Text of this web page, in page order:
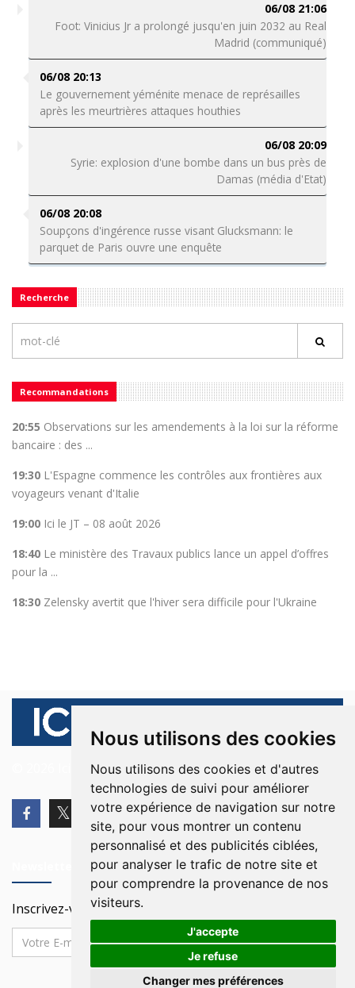
Nous utilisons des cookies
Nous utilisons des cookies et d'autres
technologies de suivi pour améliorer
votre expérience de navigation sur notre
site, pour vous montrer un contenu
personnalisé et des publicités ciblées,
pour analyser le trafic de notre site et
pour comprendre la provenance de nos
visiteurs.
J'accepte
Je refuse
Changer mes préférences
06/08 21:06
Foot: Vinicius Jr a prolongé jusqu'en juin 2032 au Real
Madrid (communiqué)
06/08 20:13
Le gouvernement yéménite menace de représailles
après les meurtrières attaques houthies
06/08 20:09
Syrie: explosion d'une bombe dans un bus près de
Damas (média d'Etat)
06/08 20:08
Soupçons d'ingérence russe visant Glucksmann: le
parquet de Paris ouvre une enquête
Recherche
Recommandations
20:55 Observations sur les amendements à la loi sur la réforme
bancaire : des ...
19:30 L'Espagne commence les contrôles aux frontières aux
voyageurs venant d'Italie
19:00 Ici le JT – 08 août 2026
18:40 Le ministère des Travaux publics lance un appel d’offres
pour la ...
18:30 Zelensky avertit que l'hiver sera difficile pour l'Ukraine
© 2026 Ici Beyrouth. Tous les droits sont réservés.
Inscrivez-vous à notre Newsletter